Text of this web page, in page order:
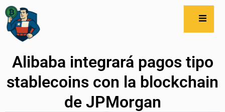
Alibaba integrará pagos tipo
stablecoins con la blockchain
de JPMorgan